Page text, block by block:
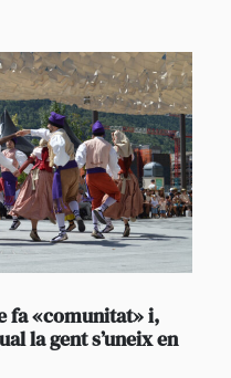
fa «comunitat» i,
la gent s’uneix en